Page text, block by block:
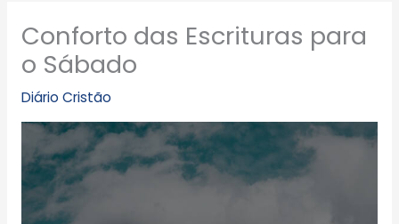
Conforto das Escrituras para
o Sábado
Diário Cristão